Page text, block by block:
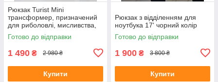
Рюкзак Turist Mini
трансформер, призначений
для риболовлі, мисливства,
туризму, на 30-50л, колір
піксель
Готово до відправки
1 490 ₴ 2 980 ₴
Купити
Рюкзак з відділенням для
ноутбука 17' чорний колір
Готово до відправки
1 900 ₴ 3 800 ₴
Купити